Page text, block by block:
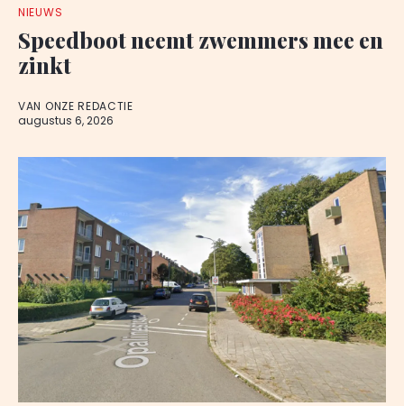
NIEUWS
Speedboot neemt zwemmers mee en
zinkt
VAN ONZE REDACTIE
augustus 6, 2026